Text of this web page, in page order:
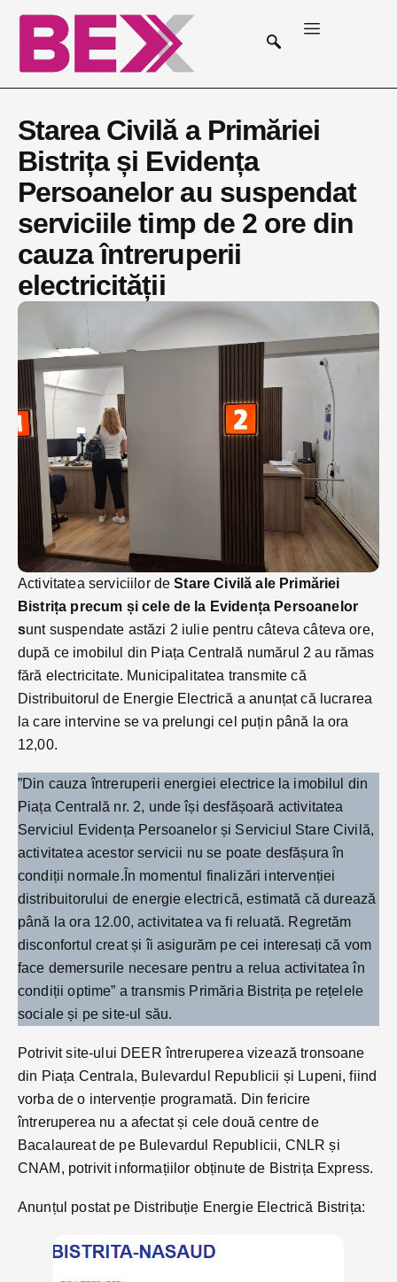
Starea Civilă a Primăriei
Bistrița și Evidența
Persoanelor au suspendat
serviciile timp de 2 ore din
cauza întreruperii
electricității
Activitatea serviciilor de Stare Civilă ale Primăriei
Bistrița precum și cele de la Evidența Persoanelor
sunt suspendate astăzi 2 iulie pentru câteva câteva ore,
după ce imobilul din Piața Centrală numărul 2 au rămas
fără electricitate. Municipalitatea transmite că
Distribuitorul de Energie Electrică a anunțat că lucrarea
la care intervine se va prelungi cel puțin până la ora
12,00.
”Din cauza întreruperii energiei electrice la imobilul din
Piața Centrală nr. 2, unde își desfășoară activitatea
Serviciul Evidența Persoanelor și Serviciul Stare Civilă,
activitatea acestor servicii nu se poate desfășura în
condiții normale.În momentul finalizări intervenției
distribuitorului de energie electrică, estimată că durează
până la ora 12.00, activitatea va fi reluată. Regretăm
disconfortul creat și îi asigurăm pe cei interesați că vom
face demersurile necesare pentru a relua activitatea în
condiții optime” a transmis Primăria Bistrița pe rețelele
sociale și pe site-ul său.
Potrivit site-ului DEER întreruperea vizează tronsoane
din Piața Centrala, Bulevardul Republicii și Lupeni, fiind
vorba de o intervenție programată. Din fericire
întreruperea nu a afectat și cele două centre de
Bacalaureat de pe Bulevardul Republicii, CNLR și
CNAM, potrivit informațiilor obținute de Bistrița Express.
Anunțul postat pe Distribuție Energie Electrică Bistrița: